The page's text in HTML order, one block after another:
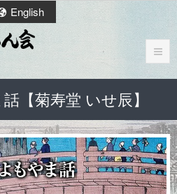
English
【菊寿堂 いせ辰】